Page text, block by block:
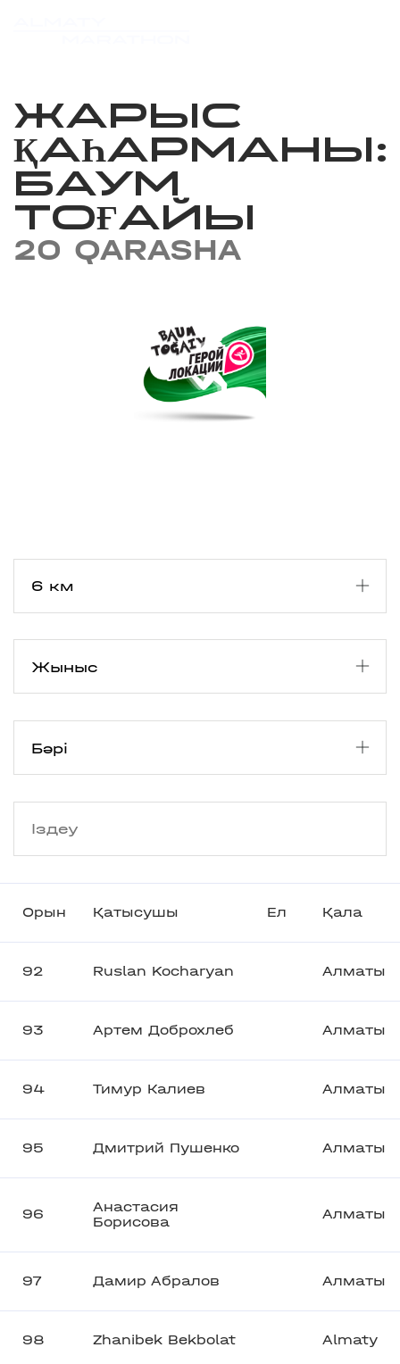
ЖАРЫС
ҚАҺАРМАНЫ:
БАУМ
ТОҒАЙЫ
20 QARASHA
Орын Қатысушы Ел Қала
92 Ruslan Kocharyan Алматы
93 Артем Доброхлеб Алматы
94 Тимур Калиев Алматы
95 Дмитрий Пушенко Алматы
96
Анастасия
Борисова
Алматы
97 Дамир Абралов Алматы
98 Zhanibek Bekbolat Almaty